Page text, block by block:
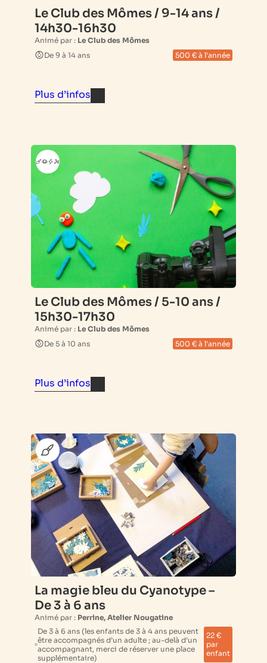
Le Club des Mômes / 9-14 ans /
14h30-16h30
Animé par : Le Club des Mômes
De 9 à 14 ans
500 € à l'année
Plus d’infos
Le Club des Mômes / 5-10 ans /
15h30-17h30
Animé par : Le Club des Mômes
De 5 à 10 ans
500 € à l'année
Plus d’infos
La magie bleu du Cyanotype –
De 3 à 6 ans
Animé par : Perrine, Atelier Nougatine
De 3 à 6 ans (les enfants de 3 à 4 ans peuvent
être accompagnés d’un adulte ; au-delà d’un
accompagnant, merci de réserver une place
supplémentaire)
22 €
par
enfant